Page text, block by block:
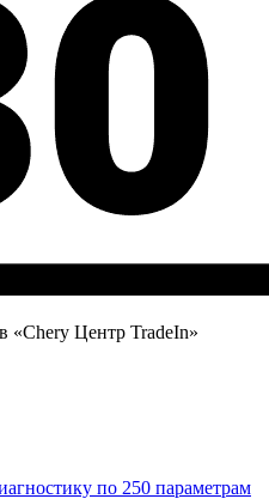
«Chery Центр TradeIn»
по 250 параметрам